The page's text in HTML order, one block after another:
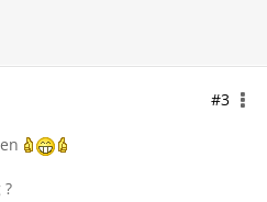
#3